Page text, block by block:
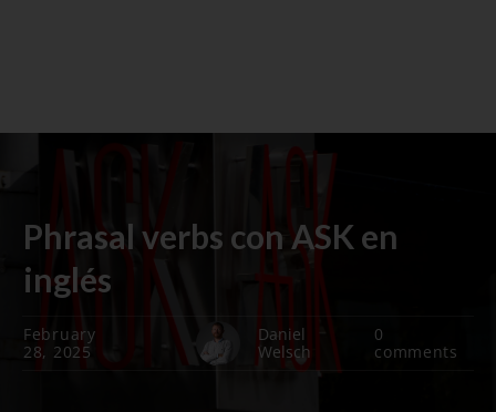
Phrasal verbs con ASK en
inglés
February
28, 2025
Daniel
Welsch
0
comments